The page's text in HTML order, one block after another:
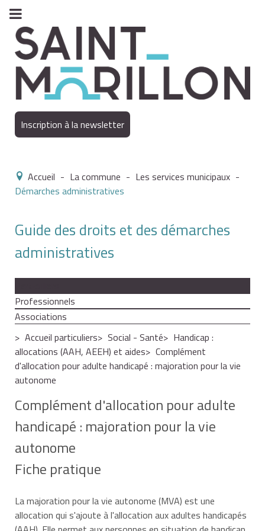
Inscription à la newsletter
Accueil - La commune - Les services municipaux -
Démarches administratives
Guide des droits et des démarches
administratives
Professionnels
Associations
Accueil particuliers
Social - Santé
Handicap :
allocations (AAH, AEEH) et aides
Complément
d'allocation pour adulte handicapé : majoration pour la vie
autonome
Complément d'allocation pour adulte
handicapé : majoration pour la vie
autonome
Fiche pratique
La majoration pour la vie autonome (MVA) est une
allocation qui s'ajoute à l'allocation aux adultes handicapés